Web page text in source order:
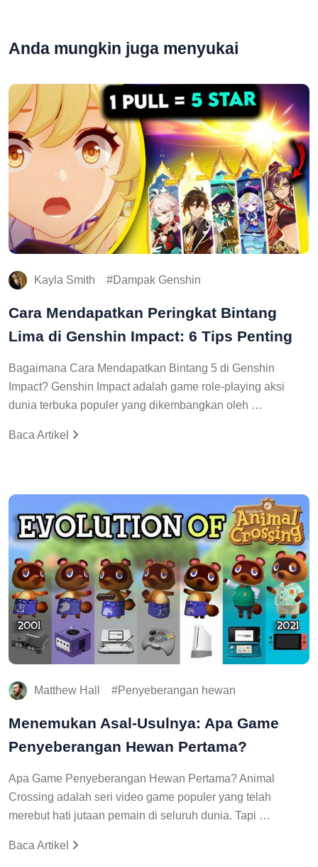
Anda mungkin juga menyukai
Kayla Smith Dampak Genshin
Cara Mendapatkan Peringkat Bintang
Lima di Genshin Impact: 6 Tips Penting
Bagaimana Cara Mendapatkan Bintang 5 di Genshin
Impact? Genshin Impact adalah game role-playing aksi
dunia terbuka populer yang dikembangkan oleh …
Baca Artikel
Matthew Hall Penyeberangan hewan
Menemukan Asal-Usulnya: Apa Game
Penyeberangan Hewan Pertama?
Apa Game Penyeberangan Hewan Pertama? Animal
Crossing adalah seri video game populer yang telah
merebut hati jutaan pemain di seluruh dunia. Tapi …
Baca Artikel